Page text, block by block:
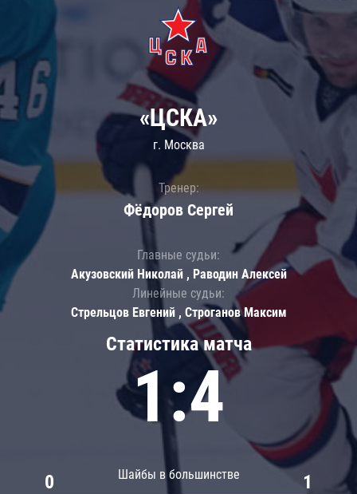
Статистика матча
1:4
Шайбы в большинстве
0 1
«ЦСКА»
г. Москва
Тренер:
Фёдоров Сергей
Главные судьи:
Акузовский Николай , Раводин Алексей
Линейные судьи:
Стрельцов Евгений , Строганов Максим